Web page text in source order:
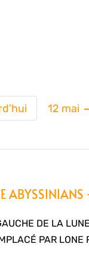
12 mai
ABYSSINIANS
DE LA
PAR LONE